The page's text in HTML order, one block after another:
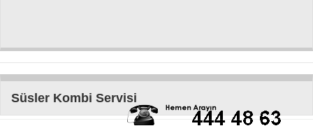
Süsler Kombi Servisi